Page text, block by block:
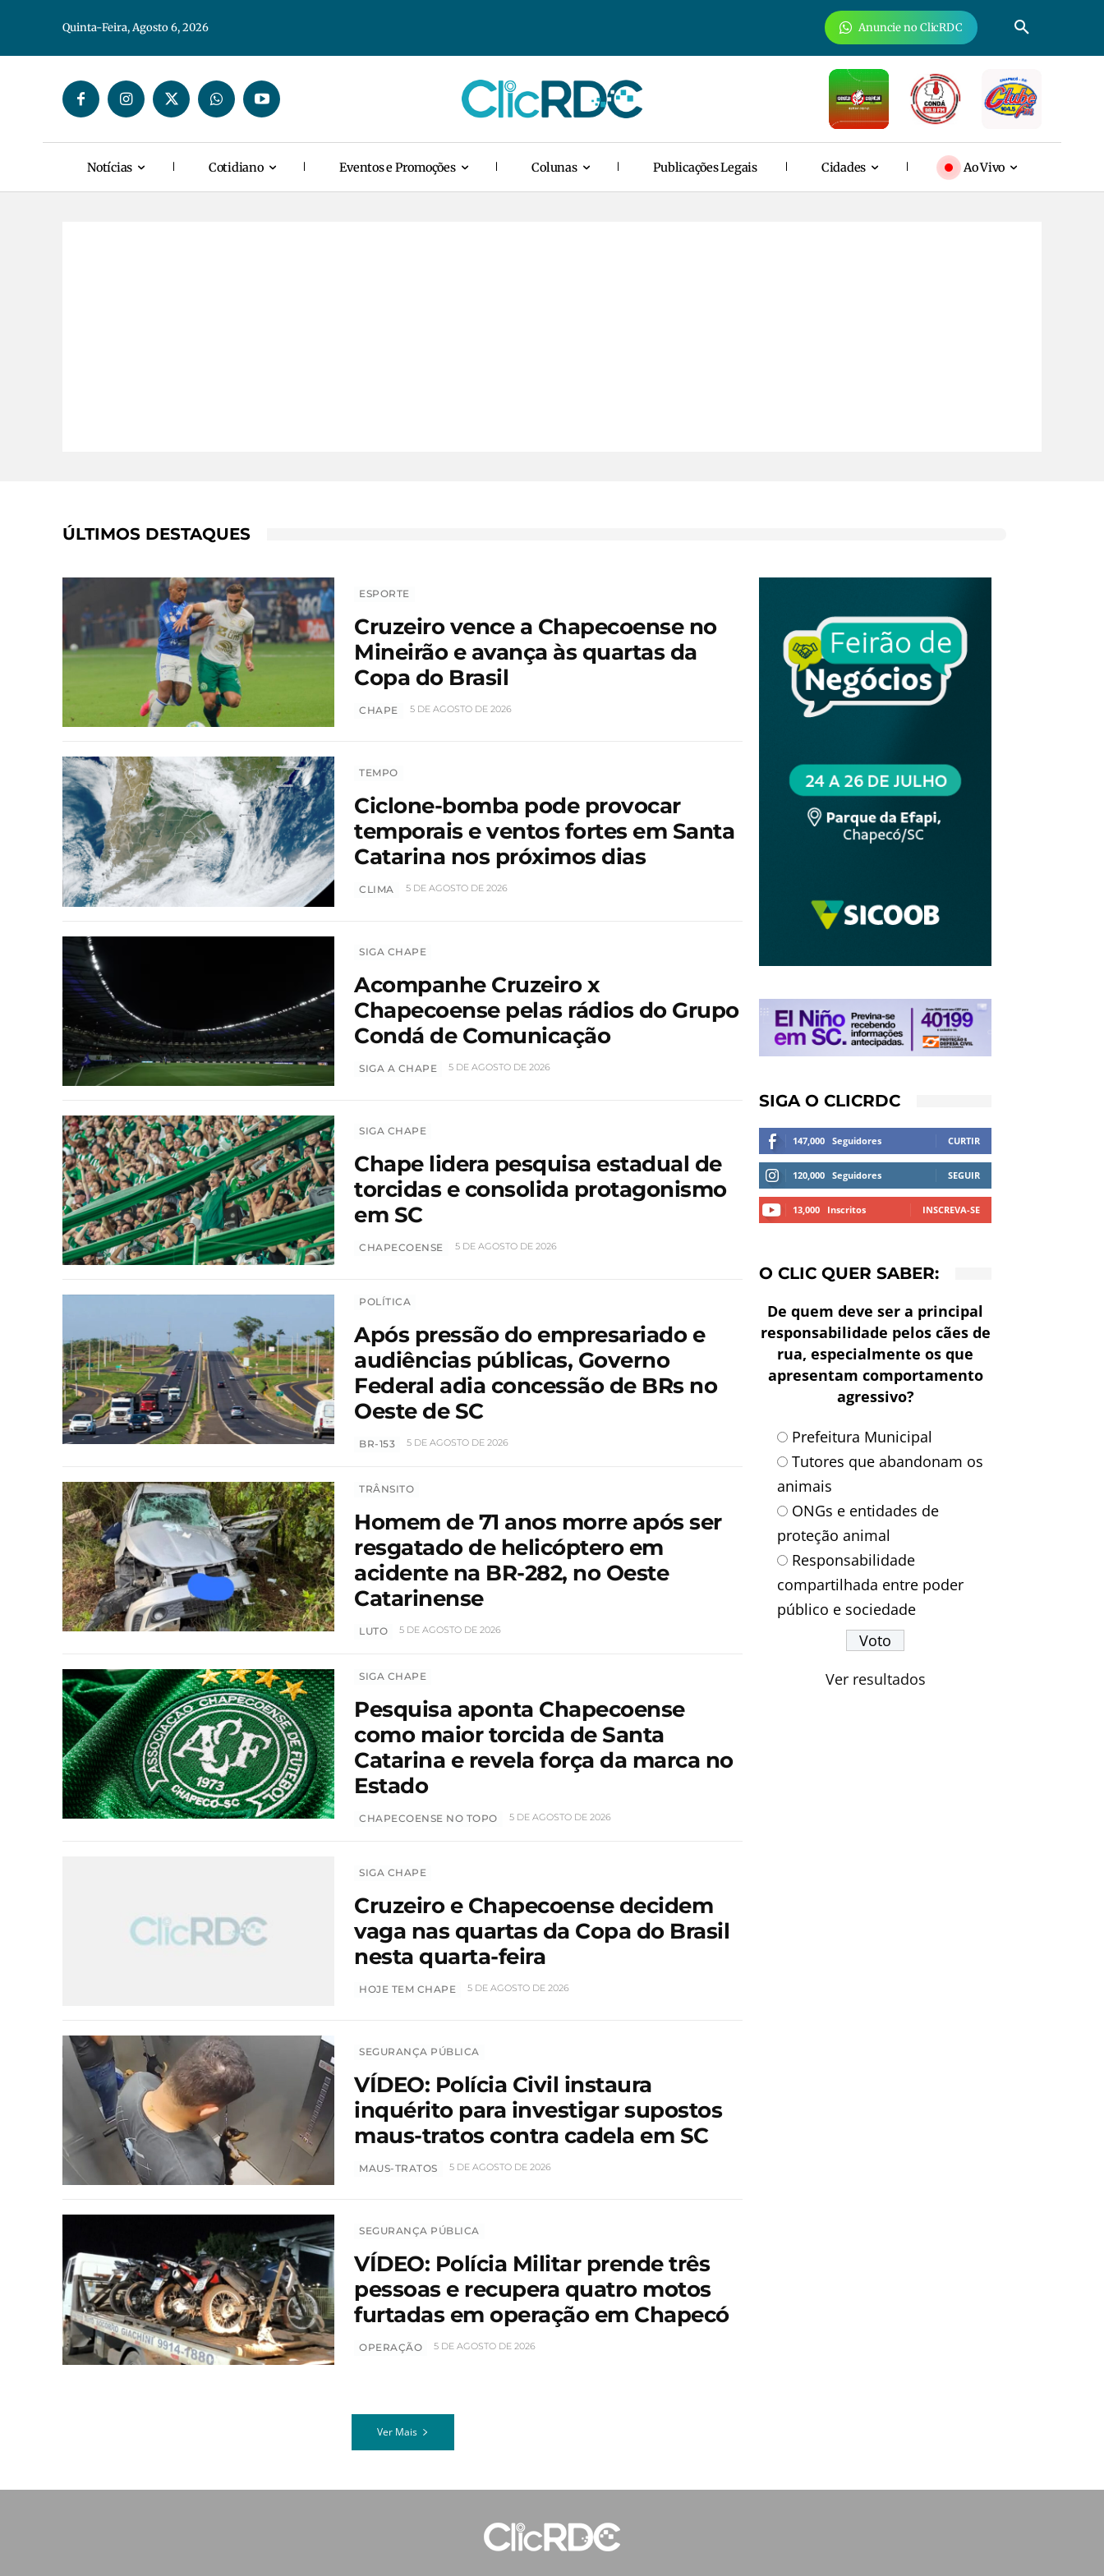
Quinta-Feira, Agosto 6, 2026 Anuncie no ClicRDC
Notícias Cotidiano Eventos e Promoções Colunas Publicações Legais Cidades Ao Vivo
ÚLTIMOS DESTAQUES
ESPORTE
Cruzeiro vence a Chapecoense no
Mineirão e avança às quartas da
Copa do Brasil
CHAPE 5 DE AGOSTO DE 2026
TEMPO
Ciclone-bomba pode provocar
temporais e ventos fortes em Santa
Catarina nos próximos dias
CLIMA 5 DE AGOSTO DE 2026
SIGA CHAPE
Acompanhe Cruzeiro x
Chapecoense pelas rádios do Grupo
Condá de Comunicação
SIGA A CHAPE 5 DE AGOSTO DE 2026
SIGA CHAPE
Chape lidera pesquisa estadual de
torcidas e consolida protagonismo
em SC
CHAPECOENSE 5 DE AGOSTO DE 2026
POLÍTICA
Após pressão do empresariado e
audiências públicas, Governo
Federal adia concessão de BRs no
Oeste de SC
BR-153 5 DE AGOSTO DE 2026
TRÂNSITO
Homem de 71 anos morre após ser
resgatado de helicóptero em
acidente na BR-282, no Oeste
Catarinense
LUTO 5 DE AGOSTO DE 2026
SIGA CHAPE
Pesquisa aponta Chapecoense
como maior torcida de Santa
Catarina e revela força da marca no
Estado
CHAPECOENSE NO TOPO 5 DE AGOSTO DE 2026
SIGA CHAPE
Cruzeiro e Chapecoense decidem
vaga nas quartas da Copa do Brasil
nesta quarta-feira
HOJE TEM CHAPE 5 DE AGOSTO DE 2026
SEGURANÇA PÚBLICA
VÍDEO: Polícia Civil instaura
inquérito para investigar supostos
maus-tratos contra cadela em SC
MAUS-TRATOS 5 DE AGOSTO DE 2026
SEGURANÇA PÚBLICA
VÍDEO: Polícia Militar prende três
pessoas e recupera quatro motos
furtadas em operação em Chapecó
OPERAÇÃO 5 DE AGOSTO DE 2026
Ver Mais
SIGA O CLICRDC
147,000 Seguidores CURTIR
120,000 Seguidores SEGUIR
13,000 Inscritos INSCREVA-SE
O CLIC QUER SABER:
De quem deve ser a principal
responsabilidade pelos cães de
rua, especialmente os que
apresentam comportamento
agressivo?
Prefeitura Municipal
Tutores que abandonam os
animais
ONGs e entidades de
proteção animal
Responsabilidade
compartilhada entre poder
público e sociedade
Ver resultados